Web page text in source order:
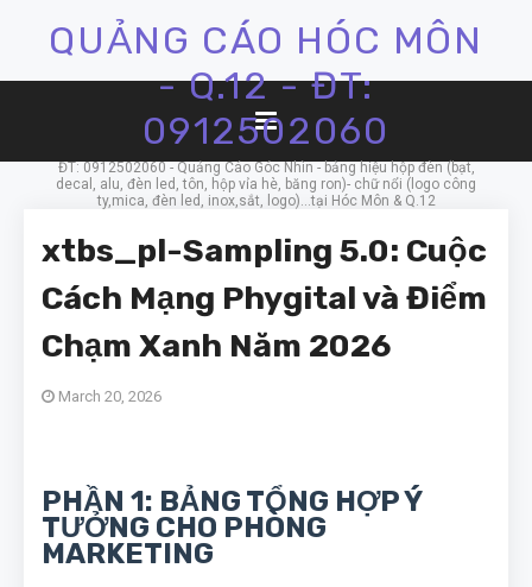
QUẢNG CÁO HÓC MÔN
- Q.12 - ĐT:
0912502060
ĐT: 0912502060 - Quảng Cáo Góc Nhìn - bảng hiệu hộp đèn (bạt,
decal, alu, đèn led, tôn, hộp vỉa hè, băng ron)- chữ nổi (logo công
ty,mica, đèn led, inox,sắt, logo)...tại Hóc Môn & Q.12
xtbs_pl-Sampling 5.0: Cuộc
Cách Mạng Phygital và Điểm
Chạm Xanh Năm 2026
March 20, 2026
PHẦN 1: BẢNG TỔNG HỢP Ý
TƯỞNG CHO PHÒNG
MARKETING